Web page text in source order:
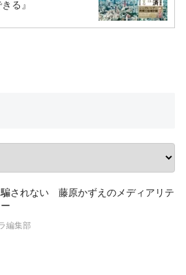
る』
騙されない 藤原かずえのメディアリテ
編集部